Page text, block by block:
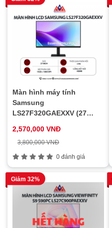
Màn hình máy tính
Samsung
LS27F320GAEXXV (27
cd/m2/ 5ms/ 120Hz), bảo
hành 24 tháng
2,570,000 VNĐ
3,800,000 VNĐ
0 đánh giá
Giảm 32%